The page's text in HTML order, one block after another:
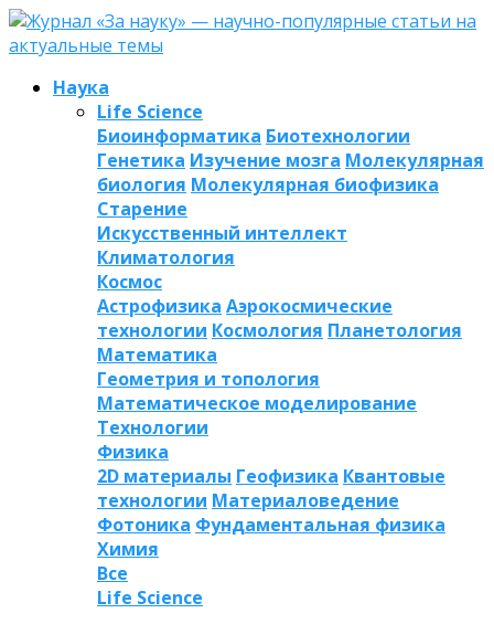
Наука
Life Science
Биоинформатика Биотехнологии
Генетика Изучение мозга Молекулярная
биология Молекулярная биофизика
Старение
Искусственный интеллект
Климатология
Космос
Астрофизика Аэрокосмические
технологии Космология Планетология
Математика
Геометрия и топология
Математическое моделирование
Технологии
Физика
2D материалы Геофизика Квантовые
технологии Материаловедение
Фотоника Фундаментальная физика
Химия
Все
Life Science